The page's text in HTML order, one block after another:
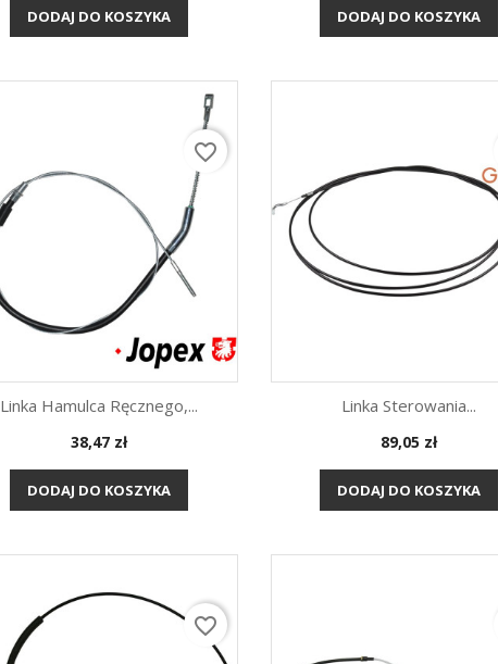
DODAJ DO KOSZYKA DODAJ DO KOSZYKA
Szybki podgląd
Linka Hamulca Ręcznego,...
Cena
38,47 zł
DODAJ DO KOSZYKA
favorite_border
Szybki podgląd
Linka Sterowania...
Cena
89,05 zł
DODAJ DO KOSZYKA
favorite_border